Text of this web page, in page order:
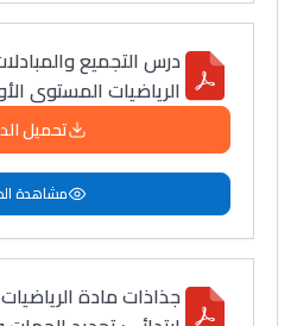
الرياضيات المستوى
تحميل
مشاهدة
جذاذات مادة